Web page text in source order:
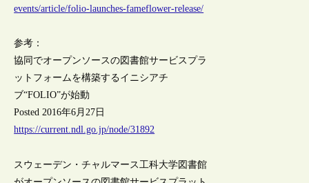
events/article/folio-launches-fameflower-release/
参考：
協同でオープンソースの図書館サービスプラ
ットフォームを構築するイニシアチ
ブ“FOLIO”が始動
Posted 2016年6月27日
https://current.ndl.go.jp/node/31892
スウェーデン・チャルマース工科大学図書館